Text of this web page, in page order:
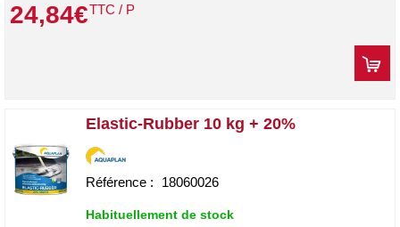
24,84€TTC / P
Elastic-Rubber 10 kg + 20%
Référence : 18060026
Habituellement de stock